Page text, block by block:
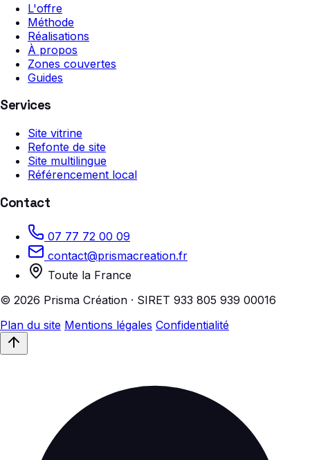
L'offre
Méthode
Réalisations
À propos
Zones couvertes
Guides
Services
Site vitrine
Refonte de site
Site multilingue
Référencement local
Contact
07 77 72 00 09
contact@prismacreation.fr
Toute la France
© 2026 Prisma Création · SIRET 933 805 939 00016
Plan du site Mentions légales Confidentialité